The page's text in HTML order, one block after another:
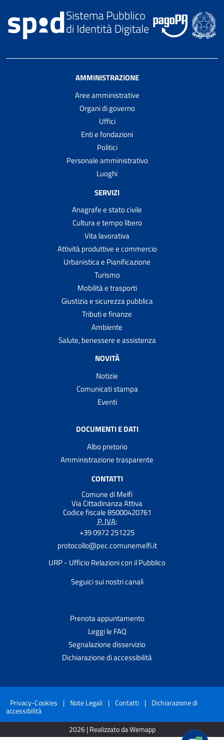
AMMINISTRAZIONE
Aree amministrative
Organi di governo
Uffici
Enti e fondazioni
Politici
Personale amministrativo
Luoghi
SERVIZI
Anagrafe e stato civile
Cultura e tempo libero
Vita lavorativa
Attività produttive e commercio
Urbanistica e Pianificazione
Turismo
Mobilità e trasporti
Giustizia e sicurezza pubblica
Tributi e finanze
Ambiente
Salute, benessere e assistenza
NOVITÀ
Notizie
Comunicati stampa
Eventi
DOCUMENTI E DATI
Albo pretorio
Amministrazione trasparente
CONTATTI
Comune di Melfi
Via Cittadinanza Attiva
Codice fiscale 85000420761
P. IVA:
+39 0972 251225
protocollo@pec.comunemelfi.it
URP - Ufficio Relazioni con il Pubblico
Seguici sui nostri canali
Prenota appuntamento
Leggi le FAQ
Segnalazione disservizio
Dichiarazione di accessibilità
Privacy-Cookies | Note Legali | Contatti | Dichiarazione di
accessibilità
2026 | Realizzato da Wemapp